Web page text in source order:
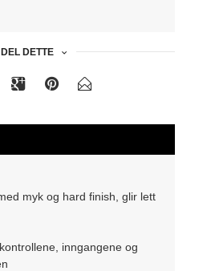
DEL DETTE
myk og hard finish, glir lett
inngangene og